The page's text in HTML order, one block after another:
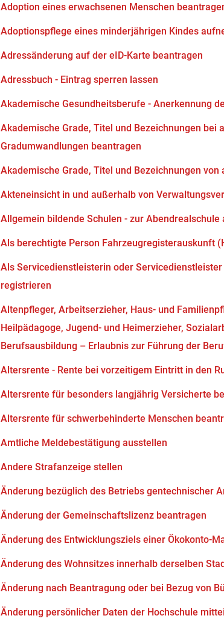
Adoption eines erwachsenen Menschen
Adoptionspflege eines minderjährigen Kindes
Adressänderung auf der eID-Karte beantragen
Adressbuch - Eintrag sperren lassen
Akademische Gesundheitsberufe - Anerkennung
Akademische Grade, Titel und Bezeichnungen bei
Gradumwandlungen beantragen
Akademische Grade, Titel und Bezeichnungen
Akteneinsicht in und außerhalb von
Allgemein bildende Schulen - zur Abendrealschule
Als berechtigte Person Fahrzeugregisterauskunft
Als Servicedienstleisterin oder
registrieren
Altenpfleger, Arbeitserzieher, Haus- und
Heilpädagoge, Jugend- und Heimerzieher,
Berufsausbildung – Erlaubnis zur Führung der
Altersrente - Rente bei vorzeitigem Eintritt in den
Altersrente für besonders langjährig Versicherte
Altersrente für schwerbehinderte Menschen
Amtliche Meldebestätigung ausstellen
Andere Strafanzeige stellen
Änderung bezüglich des Betriebs gentechnischer
Änderung der Gemeinschaftslizenz beantragen
Änderung des Entwicklungsziels einer Ökokonto-
Änderung des Wohnsitzes innerhalb derselben
Änderung nach Beantragung oder bei Bezug von
Änderung persönlicher Daten der Hochschule